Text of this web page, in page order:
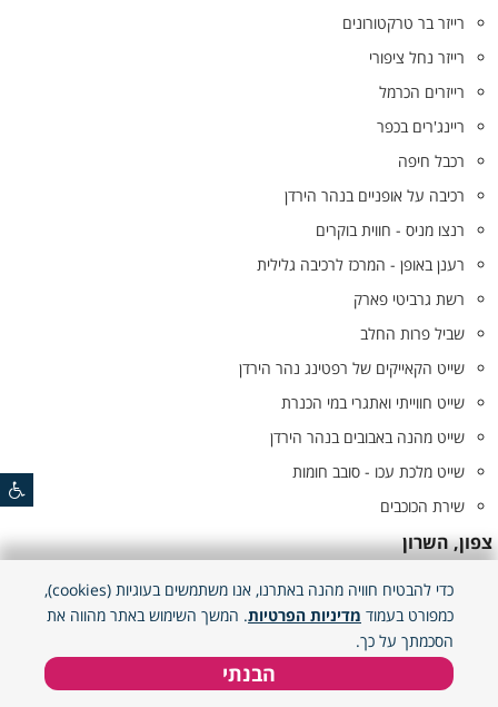
רייזר בר טרקטורונים
רייזר נחל ציפורי
רייזרים הכרמל
ריינג'רים בכפר
רכבל חיפה
רכיבה על אופניים בנהר הירדן
רנצו מניס - חווית בוקרים
רענן באופן - המרכז לרכיבה גלילית
רשת גרביטי פארק
שביל פרות החלב
שייט הקאייקים של רפטינג נהר הירדן
שייט חווייתי ואתגרי במי הכנרת
שייט מהנה באבובים בנהר הירדן
שייט מלכת עכו - סובב חומות
שירת הכוכבים
צפון, השרון
צפון, השרון, השרון, שומרון, מרכז, מרכז, שפלה, שפלה,
ירושלים והסביבה, ירושלים והסביבה, דרום
טקטיקס - לייזר של הדור הבא
כדי להבטיח חוויה מהנה באתרנו, אנו משתמשים בעוגיות (cookies),
כמפורט בעמוד מדיניות הפרטיות. המשך השימוש באתר מהווה את
הסכמתך על כך.
הבנתי